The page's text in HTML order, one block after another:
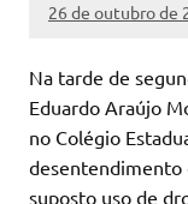
26 de outubro de
Na tarde de
Eduardo Araújo
no Colégio
desentendimento
suposto uso de